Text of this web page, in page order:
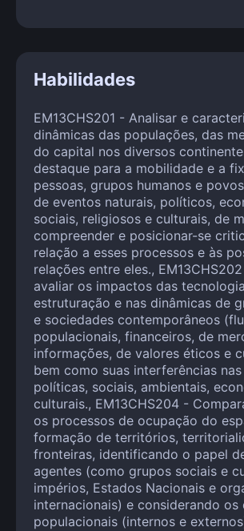
Habilidades
EM13CHS201 - Analisar e
dinâmicas das populações, das
do capital nos diversos
destaque para a mobilidade e a
pessoas, grupos humanos e
de eventos naturais, políticos,
sociais, religiosos e culturais, de
compreender e posicionar-se
relação a esses processos e às
relações entre eles.,
avaliar os impactos das
estruturação e nas dinâmicas de
e sociedades contemporâneos
populacionais, financeiros, de
informações, de valores éticos e
bem como suas interferências
políticas, sociais, ambientais,
culturais., EM13CHS204 -
os processos de ocupação do
formação de territórios,
fronteiras, identificando o papel
agentes (como grupos sociais e
impérios, Estados Nacionais e
internacionais) e considerando
populacionais (internos e